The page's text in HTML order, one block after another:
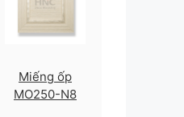
Miếng ốp
MO250-N8